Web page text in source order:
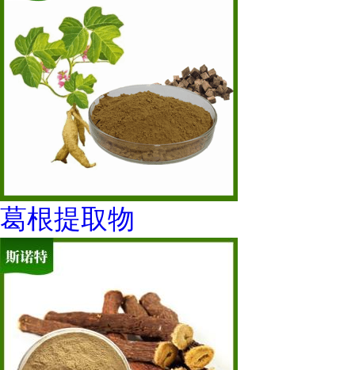
葛根提取物